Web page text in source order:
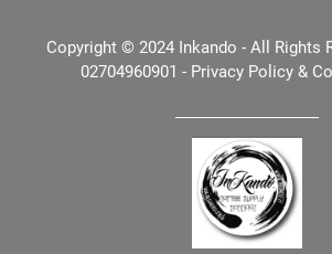
Copyright © 2024 Inkando - All Rights
02704960901 - Privacy Policy&